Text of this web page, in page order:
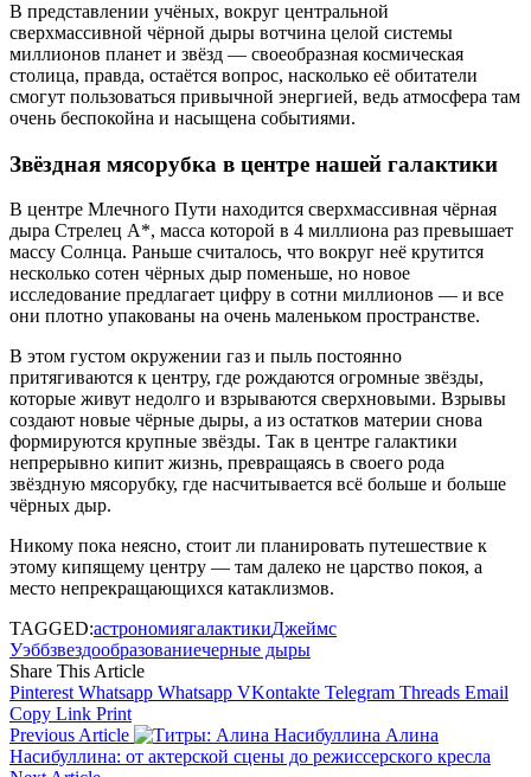
В представлении учёных, вокруг центральной
сверхмассивной чёрной дыры вотчина целой системы
миллионов планет и звёзд — своеобразная космическая
столица, правда, остаётся вопрос, насколько её обитатели
смогут пользоваться привычной энергией, ведь атмосфера там
очень беспокойна и насыщена событиями.
Звёздная мясорубка в центре нашей галактики
В центре Млечного Пути находится сверхмассивная чёрная
дыра Стрелец A*, масса которой в 4 миллиона раз превышает
массу Солнца. Раньше считалось, что вокруг неё крутится
несколько сотен чёрных дыр поменьше, но новое
исследование предлагает цифру в сотни миллионов — и все
они плотно упакованы на очень маленьком пространстве.
В этом густом окружении газ и пыль постоянно
притягиваются к центру, где рождаются огромные звёзды,
которые живут недолго и взрываются сверхновыми. Взрывы
создают новые чёрные дыры, а из остатков материи снова
формируются крупные звёзды. Так в центре галактики
непрерывно кипит жизнь, превращаясь в своего рода
звёздную мясорубку, где насчитывается всё больше и больше
чёрных дыр.
Никому пока неясно, стоит ли планировать путешествие к
этому кипящему центру — там далеко не царство покоя, а
место непрекращающихся катаклизмов.
TAGGED:астрономиягалактикиДжеймс
Уэббзвездообразованиечерные дыры
Share This Article
Pinterest Whatsapp Whatsapp VKontakte Telegram Threads Email
Copy Link Print
Previous Article
Алина
Насибуллина: от актерской сцены до режиссерского кресла